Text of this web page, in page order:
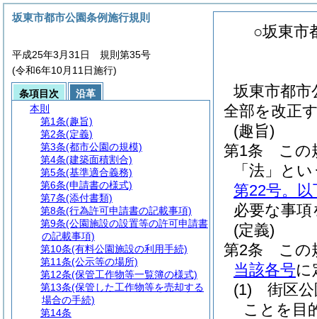
○坂東市
坂東市都市
全部を改正
(趣旨)
第1条
この
「法」と
第22号。
必要な事
(定義)
第2条
この
当該各号に
(1)
街区
ことを目
坂東市都市公園条例施行規則
平成25年3月31日 規則第35号
(令和6年10月11日施行)
条項目次
沿革
本則
第1条(趣旨)
第2条(定義)
第3条(都市公園の規模)
第4条(建築面積割合)
第5条(基準適合義務)
第6条(申請書の様式)
第7条(添付書類)
第8条(行為許可申請書の記載事項)
第9条(公園施設の設置等の許可申請書
の記載事項)
第10条(有料公園施設の利用手続)
第11条(公示等の場所)
第12条(保管工作物等一覧簿の様式)
第13条(保管した工作物等を売却する
場合の手続)
第14条